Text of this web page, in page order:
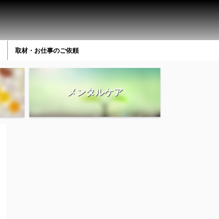
取材・お仕事のご依頼
メンタルケア